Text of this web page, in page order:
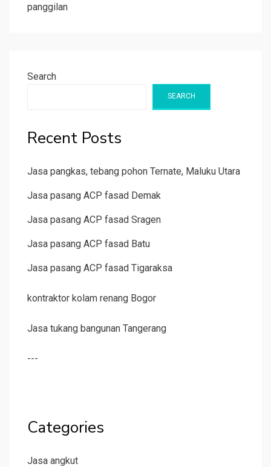
panggilan
Search
SEARCH
Recent Posts
Jasa pangkas, tebang pohon Ternate, Maluku Utara
Jasa pasang ACP fasad Demak
Jasa pasang ACP fasad Sragen
Jasa pasang ACP fasad Batu
Jasa pasang ACP fasad Tigaraksa
kontraktor kolam renang Bogor
Jasa tukang bangunan Tangerang
---
Categories
Jasa angkut